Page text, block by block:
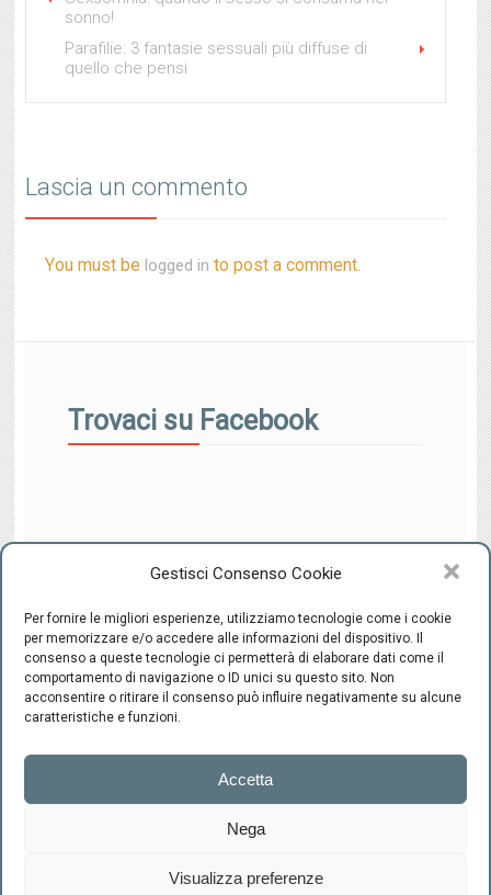
Gestisci Consenso Cookie
Per fornire le migliori esperienze, utilizziamo tecnologie come i cookie
per memorizzare e/o accedere alle informazioni del dispositivo. Il
consenso a queste tecnologie ci permetterà di elaborare dati come il
comportamento di navigazione o ID unici su questo sito. Non
acconsentire o ritirare il consenso può influire negativamente su alcune
caratteristiche e funzioni.
Accetta
Nega
Visualizza preferenze
sonno!
Parafilie: 3 fantasie sessuali più diffuse di
quello che pensi
Lascia un commento
You must be logged in to post a comment.
Trovaci su Facebook
CENTRO INTEGRATO DI SESSUOLOGIA "il Ponte" - C.F.
94220800489 -Cookie Policy-Privacy
Firenze
Ammirato, 37